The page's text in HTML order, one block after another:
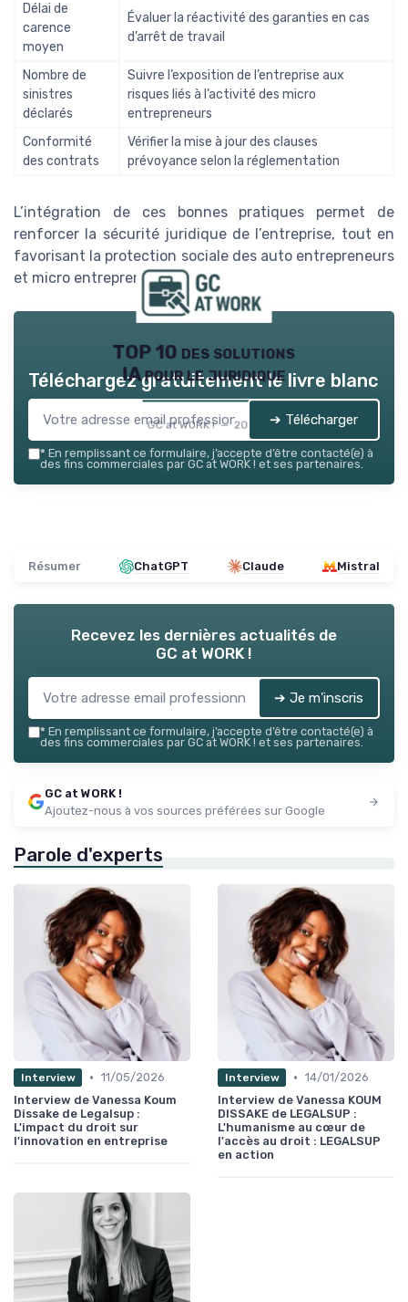
Délai de
carence
moyen
Évaluer la réactivité des garanties en cas
d’arrêt de travail
Nombre de
sinistres
déclarés
Suivre l’exposition de l’entreprise aux
risques liés à l’activité des micro
entrepreneurs
Conformité
des contrats
Vérifier la mise à jour des clauses
prévoyance selon la réglementation
L’intégration de ces bonnes pratiques permet de
renforcer la sécurité juridique de l’entreprise, tout en
favorisant la protection sociale des auto entrepreneurs
et micro entrepreneurs partenaires.
TOP 10 des solutions
IA pour le juridique
GC at WORK ! — 2026
Téléchargez gratuitement le livre blanc
➔ Télécharger
* En remplissant ce formulaire, j’accepte d’être contacté(e) à
des fins commerciales par GC at WORK ! et ses partenaires.
Résumer ChatGPT Claude Mistral
Recevez les dernières actualités de
GC at WORK !
➔ Je m'inscris
* En remplissant ce formulaire, j’accepte d’être contacté(e) à
des fins commerciales par GC at WORK ! et ses partenaires.
GC at WORK !
Ajoutez-nous à vos sources préférées sur Google
Parole d'experts
Interview • 11/05/2026
Interview de Vanessa Koum
Dissake de Legalsup :
L'impact du droit sur
l'innovation en entreprise
Interview • 14/01/2026
Interview de Vanessa KOUM
DISSAKE de LEGALSUP :
L'humanisme au cœur de
l'accès au droit : LEGALSUP
en action